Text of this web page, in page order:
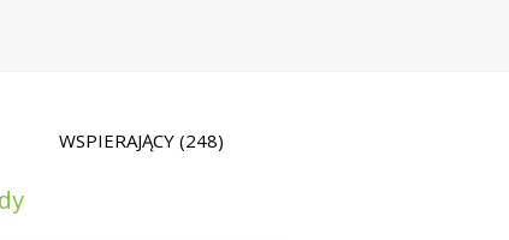
WSPIERAJĄCY (248)